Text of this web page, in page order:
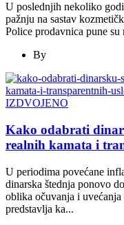
U poslednjih nekoliko
pažnju na sastav
Police prodavnica pune
By
IZDVOJENO
Kako odabrati
realnih kamata i
U periodima povećane
dinarska štednja ponovo
oblika očuvanja i
predstavlja ka...